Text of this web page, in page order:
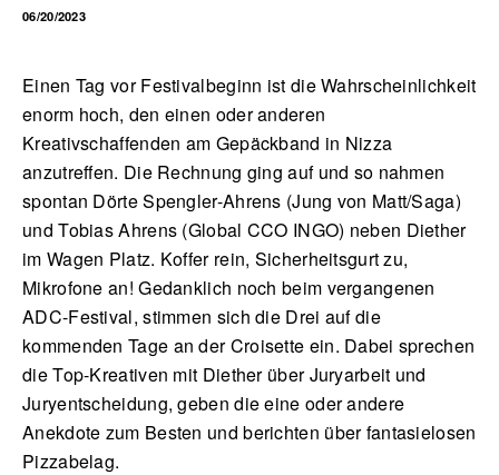
06/20/2023
Einen Tag vor Festivalbeginn ist die Wahrscheinlichkeit
enorm hoch, den einen oder anderen
Kreativschaffenden am Gepäckband in Nizza
anzutreffen. Die Rechnung ging auf und so nahmen
spontan Dörte Spengler-Ahrens (Jung von Matt/Saga)
und Tobias Ahrens (Global CCO INGO) neben Diether
im Wagen Platz. Koffer rein, Sicherheitsgurt zu,
Mikrofone an! Gedanklich noch beim vergangenen
ADC-Festival, stimmen sich die Drei auf die
kommenden Tage an der Croisette ein. Dabei sprechen
die Top-Kreativen mit Diether über Juryarbeit und
Juryentscheidung, geben die eine oder andere
Anekdote zum Besten und berichten über fantasielosen
Pizzabelag.